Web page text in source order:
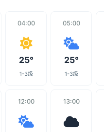
04:00
25°
1-3级
05:00
25°
1-3级
12:00 13:00